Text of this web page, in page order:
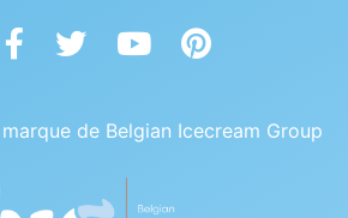
FacebookTwitter YouTubePinterest
de Belgian Icecream Group